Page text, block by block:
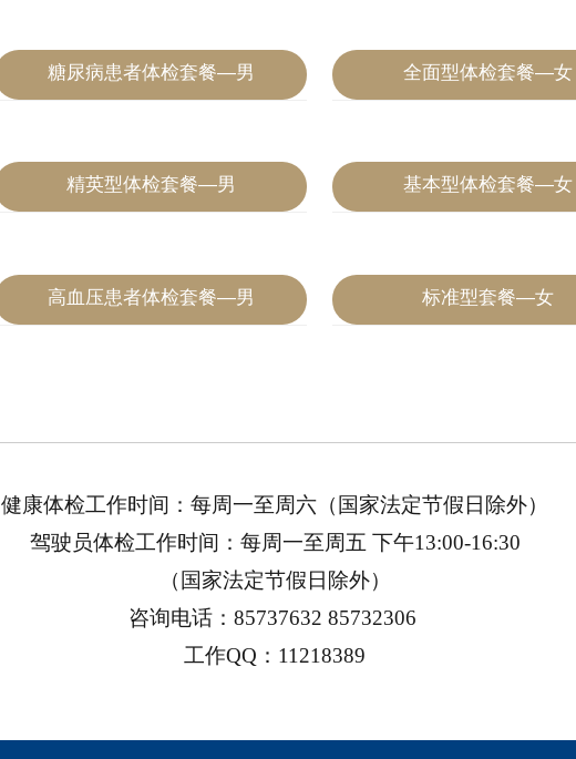
糖尿病患者体检套餐—男 全面型体检套餐—女
精英型体检套餐—男 基本型体检套餐—女
高血压患者体检套餐—男 标准型套餐—女
健康体检工作时间：每周一至周六（国家法定节假日除外）
驾驶员体检工作时间：每周一至周五 下午13:00-16:30
（国家法定节假日除外）
咨询电话：85737632 85732306
工作QQ：11218389